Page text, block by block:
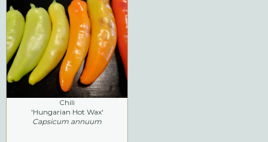
Chili
'Hungarian Hot Wax'
Capsicum annuum